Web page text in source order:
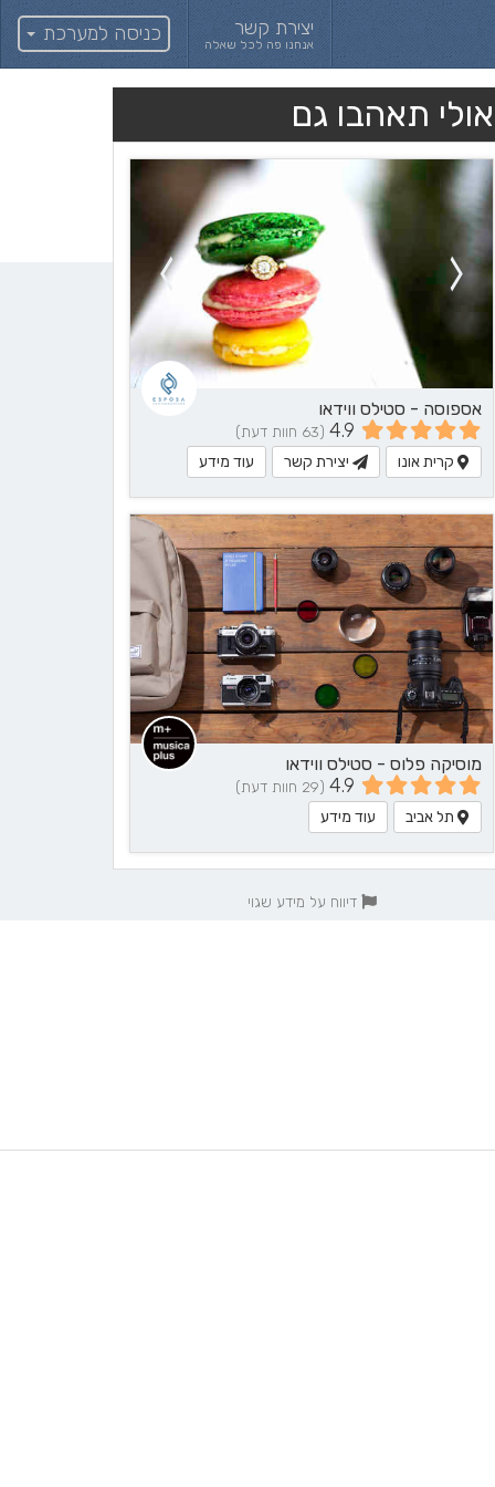
יצירת קשר
אנחנו פה לכל שאלה כניסה למערכת
אולי תאהבו גם
אספוסה - סטילס ווידאו
4.9 (63 חוות דעת)
קרית אונו יצירת קשר עוד מידע
מוסיקה פלוס - סטילס ווידאו
4.9 (29 חוות דעת)
תל אביב עוד מידע
דיווח על מידע שגוי